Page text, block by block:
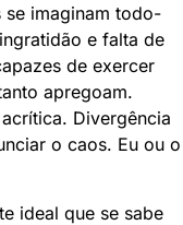
se imaginam todo-
e falta de
de exercer
apregoam.
Divergência
o caos. Eu ou o
ideal que se sabe